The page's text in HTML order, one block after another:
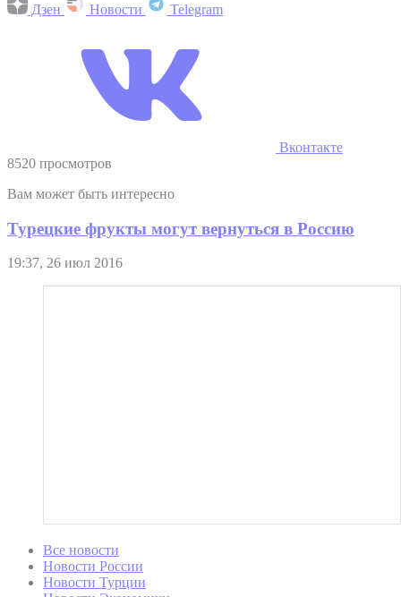
Дзен Новости Telegram
Вконтакте
8520 просмотров
Вам может быть интересно
Турецкие фрукты могут вернуться в Россию
19:37, 26 июл 2016
Все новости
Новости России
Новости Турции